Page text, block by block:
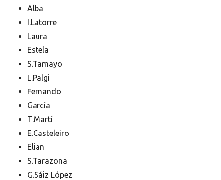
Alba
I.Latorre
Laura
Estela
S.Tamayo
L.Palgi
Fernando
García
T.Martí
E.Casteleiro
Elian
S.Tarazona
G.Sáiz López